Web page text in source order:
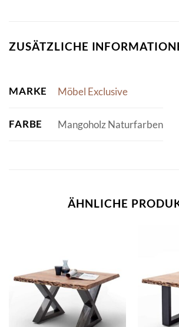
ZUSÄTZLICHE
MARKE Möbel Exclusive
FARBE Mangoholz Naturfarben
ÄHNLICHE